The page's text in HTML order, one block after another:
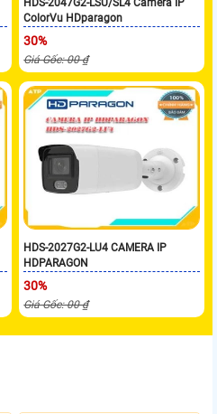
ColorVu HDparagon
30%
Giá Gốc: 00 ₫
HDS-2027G2-LU4 CAMERA IP
HDPARAGON
30%
Giá Gốc: 00 ₫